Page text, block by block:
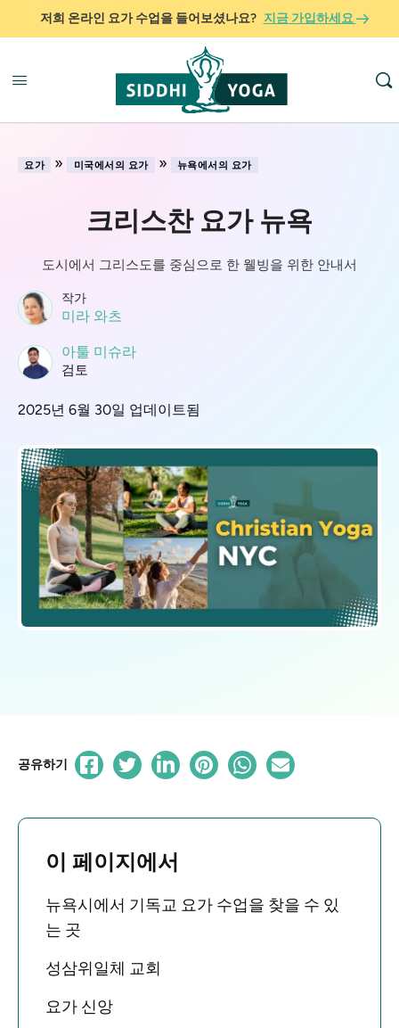
저희 온라인 요가 수업을 들어보셨나요? 지금 가입하세요
요가 » 미국에서의 요가 » 뉴욕에서의 요가
크리스찬 요가 뉴욕
도시에서 그리스도를 중심으로 한 웰빙을 위한 안내서
작가
미라 와츠
아툴 미슈라
검토
2025년 6월 30일 업데이트됨
공유하기
이 페이지에서
뉴욕시에서 기독교 요가 수업을 찾을 수 있
는 곳
성삼위일체 교회
요가 신앙